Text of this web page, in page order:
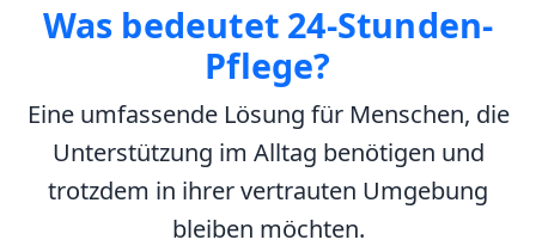
Was bedeutet 24-Stunden-
Pflege?
Eine umfassende Lösung für Menschen, die
Unterstützung im Alltag benötigen und
trotzdem in ihrer vertrauten Umgebung
bleiben möchten.